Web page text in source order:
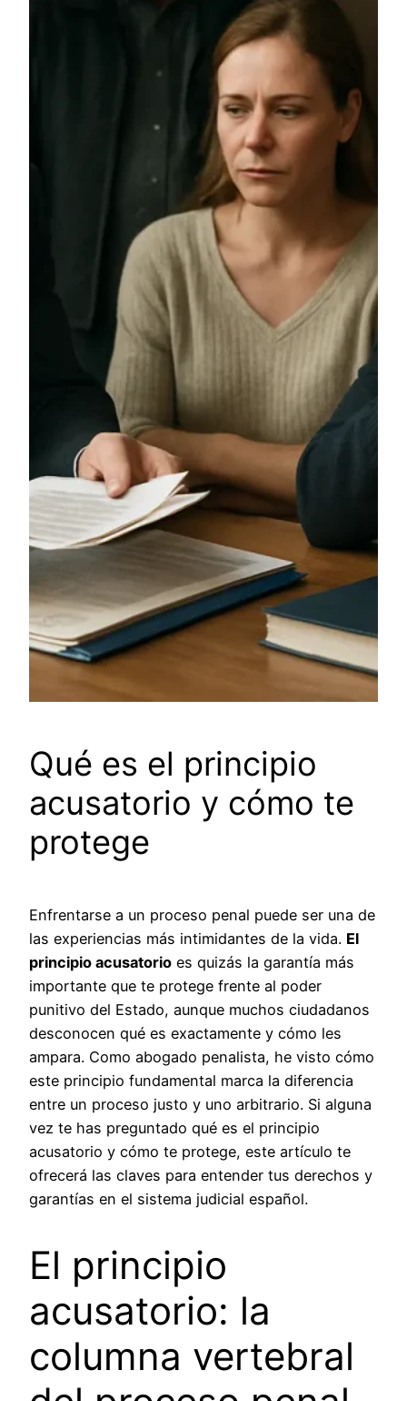
Qué es el principio
acusatorio y cómo te
protege
Enfrentarse a un proceso penal puede ser una de
las experiencias más intimidantes de la vida. El
principio acusatorio es quizás la garantía más
importante que te protege frente al poder
punitivo del Estado, aunque muchos ciudadanos
desconocen qué es exactamente y cómo les
ampara. Como abogado penalista, he visto cómo
este principio fundamental marca la diferencia
entre un proceso justo y uno arbitrario. Si alguna
vez te has preguntado qué es el principio
acusatorio y cómo te protege, este artículo te
ofrecerá las claves para entender tus derechos y
garantías en el sistema judicial español.
El principio
acusatorio: la
columna vertebral